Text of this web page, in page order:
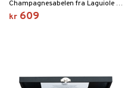
Champagnesabelen fra Laguiole Style de Vie gjør åpningschampagne til en fest!
kr 609